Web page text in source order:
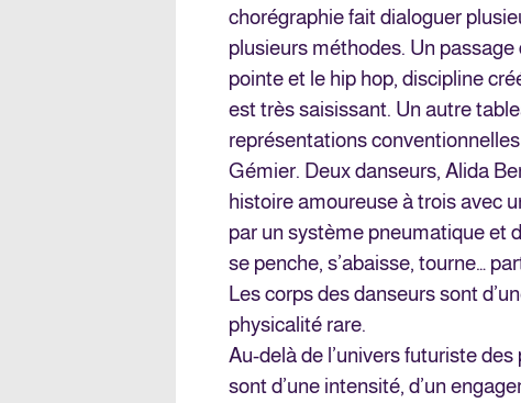
chorégraphie fait dialoguer
plusieurs méthodes. Un passage
pointe et le hip hop, discipline
est très saisissant. Un autre
représentations
Gémier. Deux danseurs, Alida
histoire amoureuse à trois avec
par un système pneumatique et
se penche, s’abaisse, tourne…
Les corps des danseurs sont
physicalité rare.
Au-delà de l’univers futuriste
sont d’une intensité, d’un